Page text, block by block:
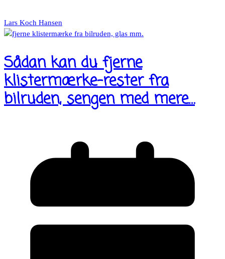
Lars Koch Hansen
Sådan kan du fjerne
klistermærke-rester fra
bilruden, sengen med mere…